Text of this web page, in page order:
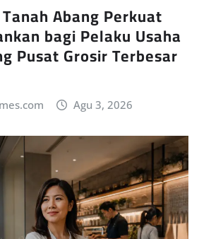
Abang Perkuat
bagi Pelaku Usaha
Pusat Grosir Terbesar
Agu 3, 2026